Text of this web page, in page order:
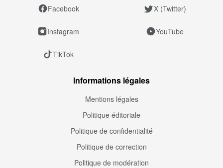
Facebook X (Twitter)
Instagram YouTube
TikTok
Informations légales
Mentions légales
Politique éditoriale
Politique de confidentialité
Politique de correction
Politique de modération